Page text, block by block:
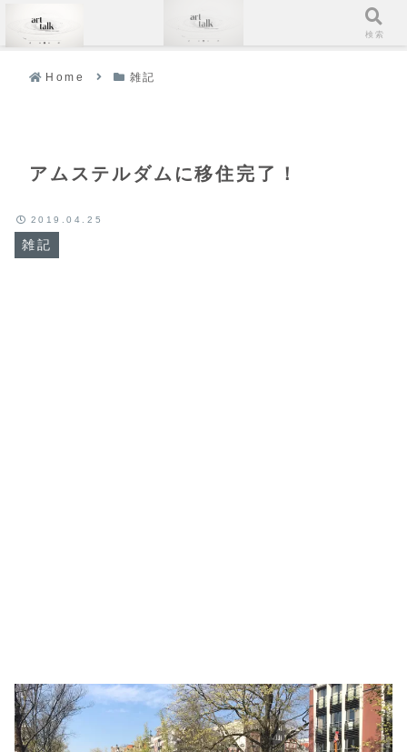
Home 雑記
アムステルダムに移住完了！
雑記
2019.04.25
メニュー 検索